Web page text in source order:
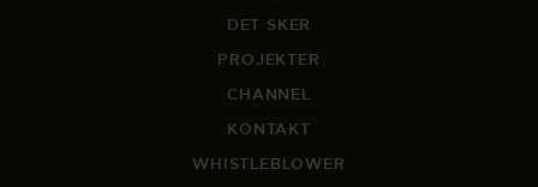
DET SKER
PROJEKTER
CHANNEL
KONTAKT
WHISTLEBLOWER